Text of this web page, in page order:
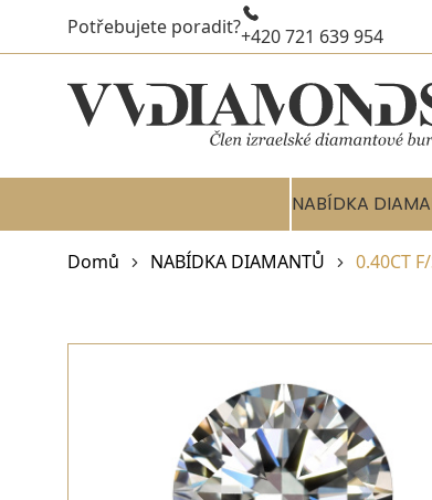
Potřebujete poradit?+420 721 639 954
NABÍDKA
Domů NABÍDKA DIAMANTŮ 0.40CT